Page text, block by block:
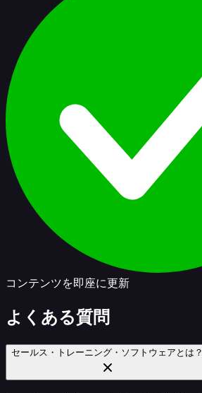
コンテンツを即座に更新
よくある質問
セールス・トレーニング・ソフトウェアとは？